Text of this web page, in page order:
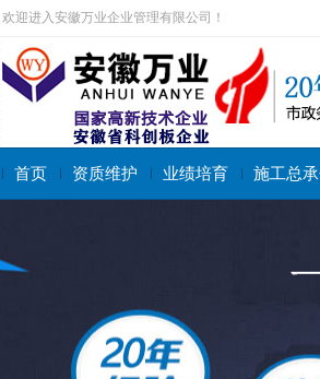
欢迎进入安徽万业企业管理有限公司！
首页 资质维护 业绩培育 施工总
搜索关键字： 施工总承包资质 专业承包资质